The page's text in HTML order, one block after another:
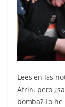
Lees en las
Afrin, pero
bomba? Lo